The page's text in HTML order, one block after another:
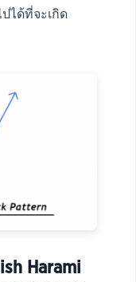
ได้ที่จะเกิด
Harami